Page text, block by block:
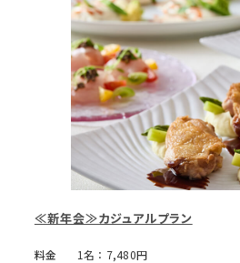
≪新年会≫カジュアルプラン
料金
1名：7,480円